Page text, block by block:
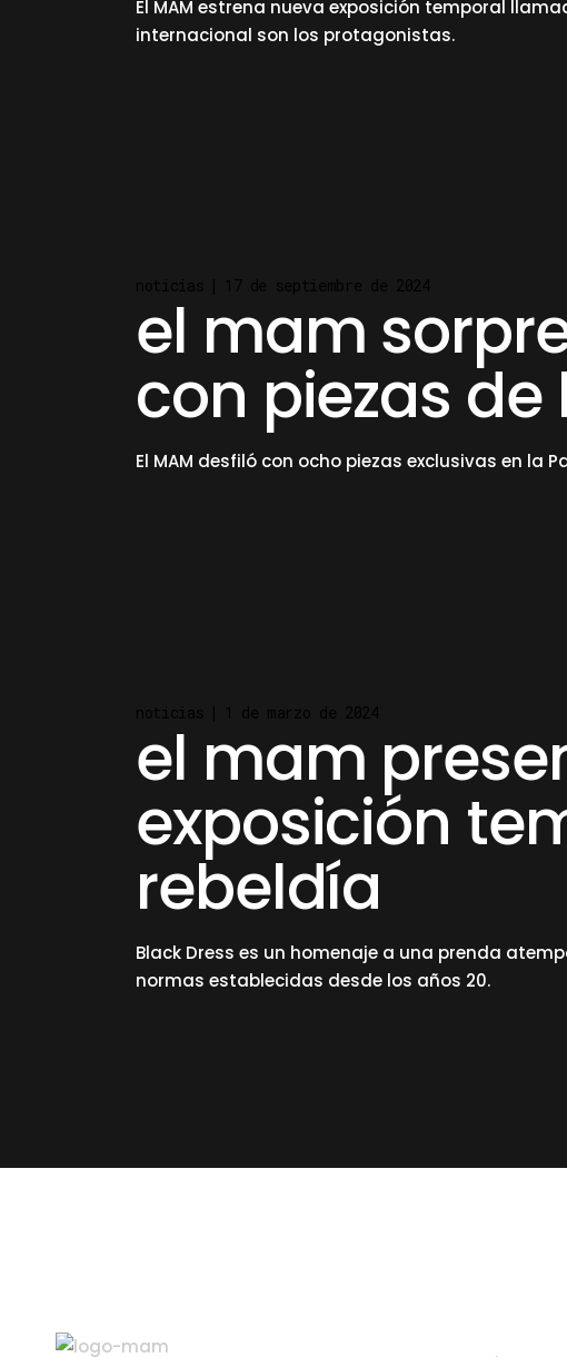
El MAM estrena nueva exposición temporal
internacional son los protagonistas.
el mam
con piezas
El MAM desfiló con ocho piezas exclusivas en la
el mam
exposición
rebeldía
Black Dress es un homenaje a una prenda
normas establecidas desde los años 20.